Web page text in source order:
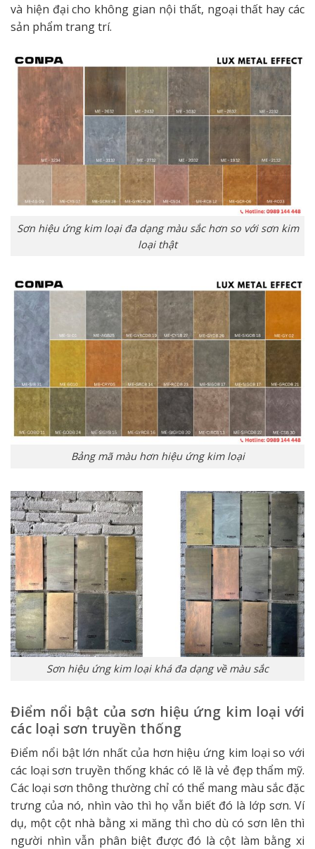
và hiện đại cho không gian nội thất, ngoại thất hay các
sản phẩm trang trí.
Sơn hiệu ứng kim loại đa dạng màu sắc hơn so với sơn kim
loại thật
Bảng mã màu hơn hiệu ứng kim loại
Sơn hiệu ứng kim loại khá đa dạng về màu sắc
Điểm nổi bật của sơn hiệu ứng kim loại với
các loại sơn truyền thống
Điểm nổi bật lớn nhất của hơn hiệu ứng kim loại so với
các loại sơn truyền thống khác có lẽ là vẻ đẹp thẩm mỹ.
Các loại sơn thông thường chỉ có thể mang màu sắc đặc
trưng của nó, nhìn vào thì họ vẫn biết đó là lớp sơn. Ví
dụ, một cột nhà bằng xi măng thì cho dù có sơn lên thì
người nhìn vẫn phân biệt được đó là cột làm bằng xi